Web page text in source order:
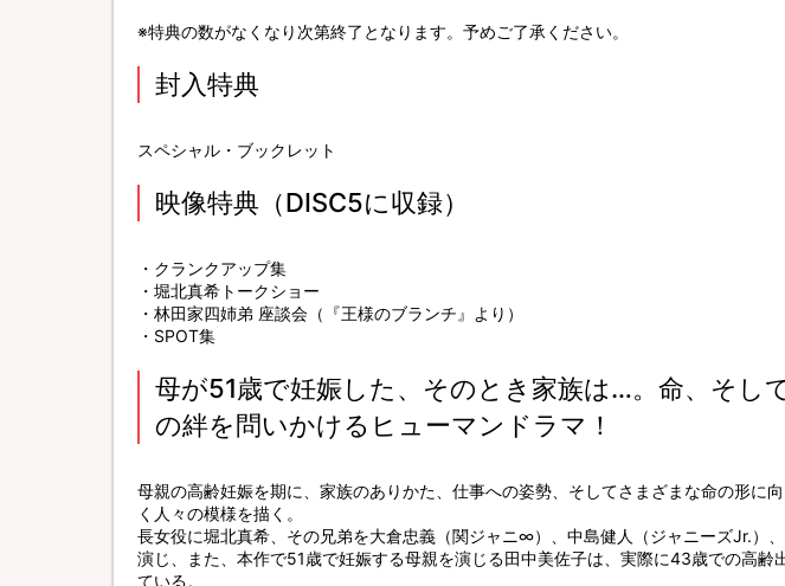
※特典の数がなくなり次第終了となります。予めご了承ください。
封入特典
スペシャル・ブックレット
映像特典（DISC5に収録）
・クランクアップ集
・堀北真希トークショー
・林田家四姉弟 座談会（『王様のブランチ』より）
・SPOT集
母が51歳で妊娠した、そのとき家族は…。命、そし
の絆を問いかけるヒューマンドラマ！
母親の高齢妊娠を期に、家族のありかた、仕事への姿勢、そしてさまざまな命の形に
く人々の模様を描く。
長女役に堀北真希、その兄弟を大倉忠義（関ジャニ∞）、中島健人（ジャニーズJr.）
演じ、また、本作で51歳で妊娠する母親を演じる田中美佐子は、実際に43歳での高齢
ている。